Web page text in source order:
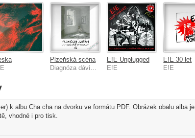
Plzeňská scéna
E!E Unplugged
E!E
E!E 30 let
E!E
k albu Cha cha na dvorku ve formátu PDF. Obrázek obalu alba je
vhodné i pro tisk.